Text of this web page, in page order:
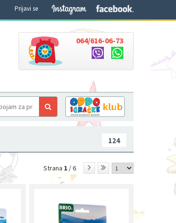
Prijavi se
064/616-06-73
124
Strana 1/ 6